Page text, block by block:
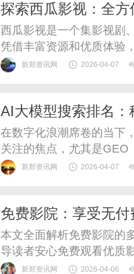
探索西瓜影视：全
西瓜影视是一个集影视剧
凭借丰富资源和优质体验
流。新郑资讯网 2026-04-07
AI大模型搜索排名：
在数字化浪潮席卷的当下
关注的焦点，尤其是GEO
掌握稳占搜索榜首的方法
GEO的核心要素1、理解
新郑资讯网 2026-04-07
免费影院：享受无
本文全面解析免费影院的
导读者安心免费观看优质
新郑资讯网 2026-04-06